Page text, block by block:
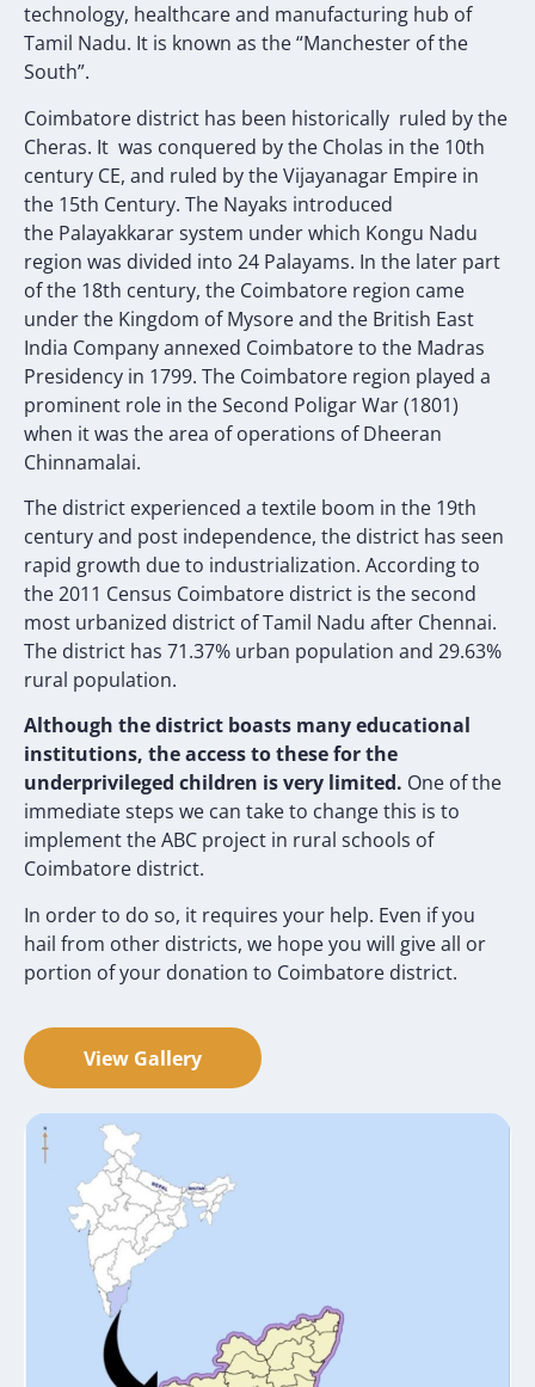
technology, healthcare and manufacturing hub of
Tamil Nadu. It is known as the “Manchester of the
South”.
Coimbatore district has been historically ruled by the
Cheras. It was conquered by the Cholas in the 10th
century CE, and ruled by the Vijayanagar Empire in
the 15th Century. The Nayaks introduced
the Palayakkarar system under which Kongu Nadu
region was divided into 24 Palayams. In the later part
of the 18th century, the Coimbatore region came
under the Kingdom of Mysore and the British East
India Company annexed Coimbatore to the Madras
Presidency in 1799. The Coimbatore region played a
prominent role in the Second Poligar War (1801)
when it was the area of operations of Dheeran
Chinnamalai.
The district experienced a textile boom in the 19th
century and post independence, the district has seen
rapid growth due to industrialization. According to
the 2011 Census Coimbatore district is the second
most urbanized district of Tamil Nadu after Chennai.
The district has 71.37% urban population and 29.63%
rural population.
Although the district boasts many educational
institutions, the access to these for the
underprivileged children is very limited. One of the
immediate steps we can take to change this is to
implement the ABC project in rural schools of
Coimbatore district.
In order to do so, it requires your help. Even if you
hail from other districts, we hope you will give all or
portion of your donation to Coimbatore district.
View Gallery